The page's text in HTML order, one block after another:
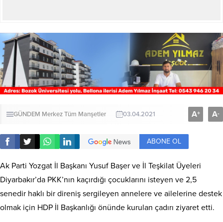
GÜNDEM MerkezTüm Manşetler 03.04.2021 A+ A-
ABONE OL
Ak Parti Yozgat İl Başkanı Yusuf Başer ve İl Teşkilat Üyeleri
Diyarbakır’da PKK’nın kaçırdığı çocuklarını isteyen ve 2,5
senedir haklı bir direniş sergileyen annelere ve ailelerine destek
olmak için HDP İl Başkanlığı önünde kurulan çadırı ziyaret etti.